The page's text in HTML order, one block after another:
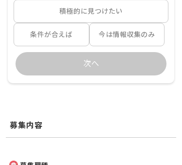
積極的に見つけたい
条件が合えば 今は情報収集のみ
次へ
募集内容